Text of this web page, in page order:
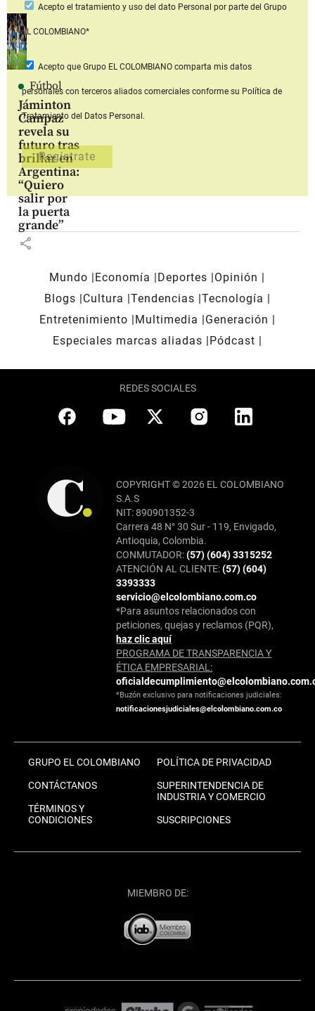
Fútbol
Jáminton
Campaz
revela su
futuro tras
brillar en
Argentina:
“Quiero
salir por
la puerta
grande”
share
Acepto el tratamiento y uso del dato Personal por parte del Grupo
EL COLOMBIANO*
Acepto que Grupo EL COLOMBIANOcomparta mis datos
personales con terceros aliados comerciales conforme su Política de
Tratamiento del Datos Personal.
Mundo Economía Deportes
Opinión
Blogs
Cultura Tendencias Tecnología
Entretenimiento
Multimedia
Generación
Especiales marcas aliadas
Pódcast
REDES SOCIALES
COPYRIGHT © 2026 EL COLOMBIANO
S.A.S
NIT: 890901352-3
Carrera 48 N° 30 Sur - 119, Envigado,
Antioquia, Colombia.
CONMUTADOR:(57) (604) 3315252
ATENCIÓN AL CLIENTE:(57) (604)
3393333
servicio@elcolombiano.com.co
*Para asuntos relacionados con
peticiones, quejas y reclamos (PQR),
haz clic aquí
PROGRAMA DE TRANSPARENCIA Y
ÉTICA EMPRESARIAL:
*Buzón exclusivo para notificaciones judiciales:
notificacionesjudiciales@elcolombiano.com.co
GRUPO EL COLOMBIANO
CONTÁCTANOS
TÉRMINOS Y
CONDICIONES
POLÍTICA DE PRIVACIDAD
SUPERINTENDENCIA DE
INDUSTRIA Y COMERCIO
SUSCRIPCIONES
MIEMBRO DE: